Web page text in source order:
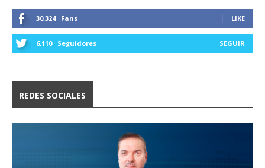
30,324 Fans LIKE
6,110 Seguidores SEGUIR
REDES SOCIALES